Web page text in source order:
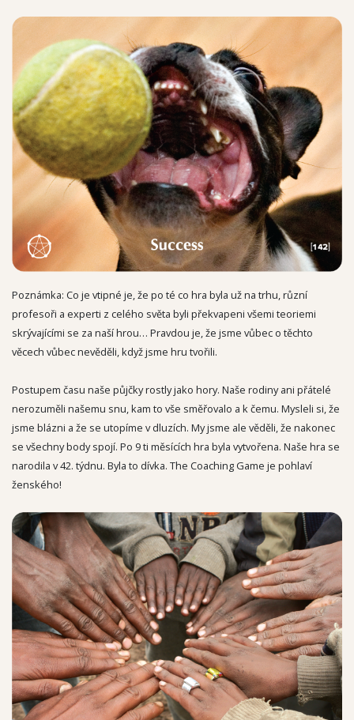
Poznámka: Co je vtipné je, že po té co hra byla už na trhu, různí
profesoři a experti z celého světa byli překvapeni všemi teoriemi
skrývajícími se za naší hrou… Pravdou je, že jsme vůbec o těchto
věcech vůbec nevěděli, když jsme hru tvořili.
Postupem času naše půjčky rostly jako hory. Naše rodiny ani přátelé
nerozuměli našemu snu, kam to vše směřovalo a k čemu. Mysleli si, že
jsme blázni a že se utopíme v dluzích. My jsme ale věděli, že nakonec
se všechny body spojí. Po 9 ti měsících hra byla vytvořena. Naše hra se
narodila v 42. týdnu. Byla to dívka. The Coaching Game je pohlaví
ženského!